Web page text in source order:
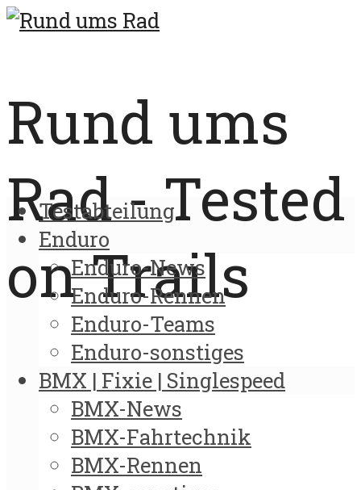
Rund ums
Rad - Tested
on Trails
Testabteilung
Enduro
Enduro-News
Enduro-Rennen
Enduro-Teams
Enduro-sonstiges
BMX | Fixie | Singlespeed
BMX-News
BMX-Fahrtechnik
BMX-Rennen